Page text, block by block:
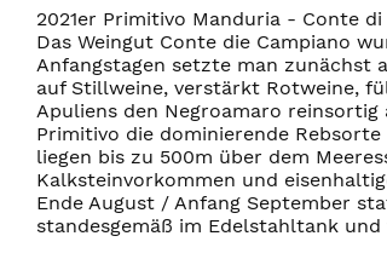
2021er Primitivo Manduria - Conte di
Das Weingut Conte die Campiano
Anfangstagen setzte man zunächst
auf Stillweine, verstärkt Rotweine,
Apuliens den Negroamaro
Primitivo die dominierende
liegen bis zu 500m über dem
Kalksteinvorkommen und
Ende August / Anfang September
standesgemäß im Edelstahltank